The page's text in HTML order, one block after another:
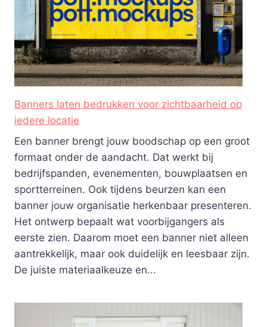
Banners laten bedrukken voor zichtbaarheid op
iedere locatie
Een banner brengt jouw boodschap op een groot
formaat onder de aandacht. Dat werkt bij
bedrijfspanden, evenementen, bouwplaatsen en
sportterreinen. Ook tijdens beurzen kan een
banner jouw organisatie herkenbaar presenteren.
Het ontwerp bepaalt wat voorbijgangers als
eerste zien. Daarom moet een banner niet alleen
aantrekkelijk, maar ook duidelijk en leesbaar zijn.
De juiste materiaalkeuze en...